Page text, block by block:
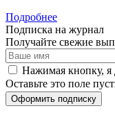
Подробнее
Подписка на журнал
Получайте свежие
Нажимая кнопку, я
Оставьте это поле
Оформить подписку